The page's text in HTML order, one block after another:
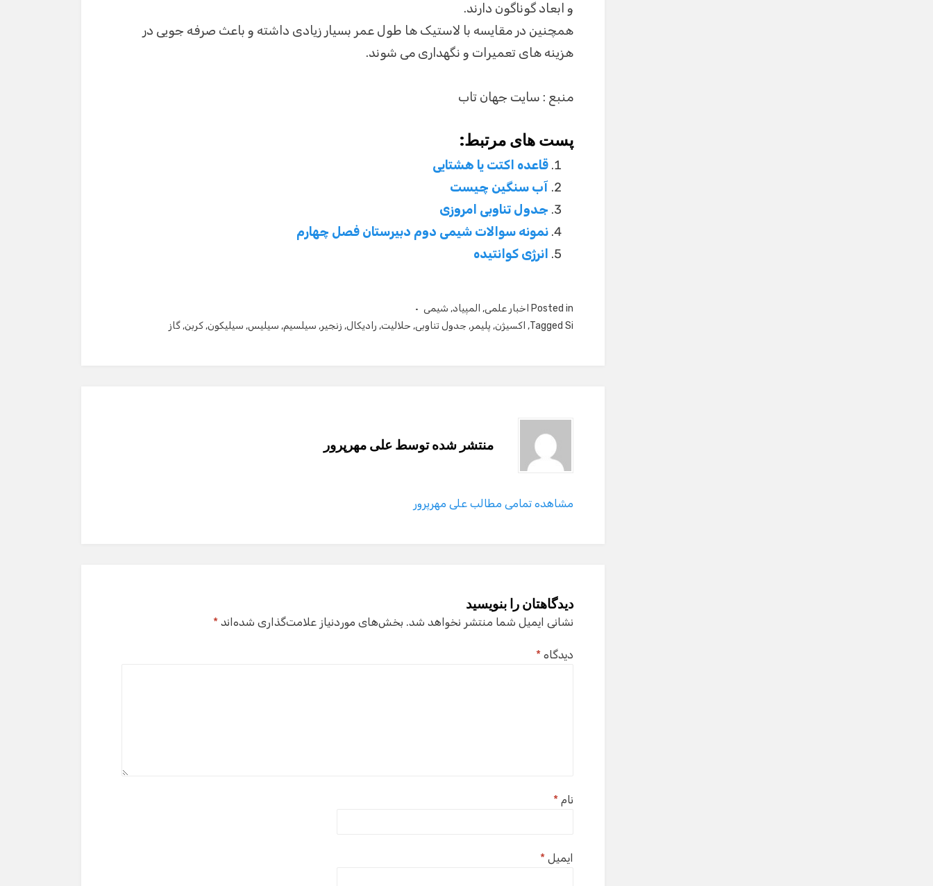
و ابعاد گوناگون دارند.
همچنین در مقایسه با لاستیک ها طول عمر بسیار زیادی داشته و باعث صرفه جویی در
هزینه های تعمیرات و نگهداری می شوند.
منبع : سایت جهان تاب
پست های مرتبط:
قاعده اکتت یا هشتایی
آب سنگین چیست
جدول تناوبی امروزی
نمونه سوالات شیمی دوم دبیرستان فصل چهارم
انرژی کوانتیده
Posted in اخبار علمی, المپیاد, شیمی
Tagged Si
, اکسیژن, پلیمر, جدول تناوبی, حلالیت, رادیکال, زنجیر, سیلسیم, سیلیس, سیلیکون,کربن,گاز
منتشر شده توسطعلی مهرپرور
مشاهده تمامی مطالب علی مهرپرور
دیدگاهتان را بنویسید
نشانی ایمیل شما منتشر نخواهد شد. بخش‌های موردنیاز علامت‌گذاری شده‌اند*
دیدگاه*
نام*
ایمیل*